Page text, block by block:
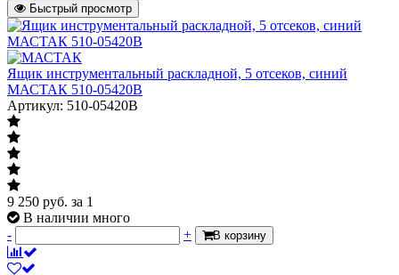
Быстрый просмотр
Ящик инструментальный раскладной, 5 отсеков, синий
МАСТАК 510-05420B
Артикул: 510-05420B
9 250 руб. за 1
В наличии много
-
+ В корзину